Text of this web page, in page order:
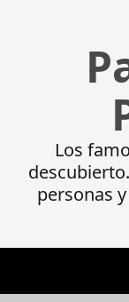
Los
personas